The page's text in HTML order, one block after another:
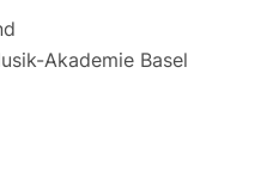
Akademie Basel